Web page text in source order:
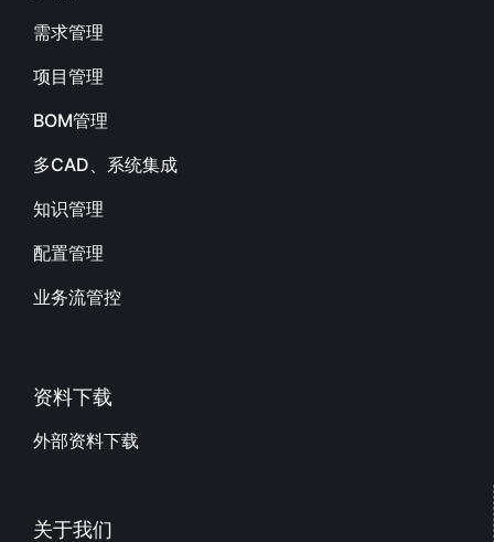
需求管理
项目管理
BOM管理
多CAD、系统集成
知识管理
配置管理
业务流管控
资料下载
外部资料下载
关于我们